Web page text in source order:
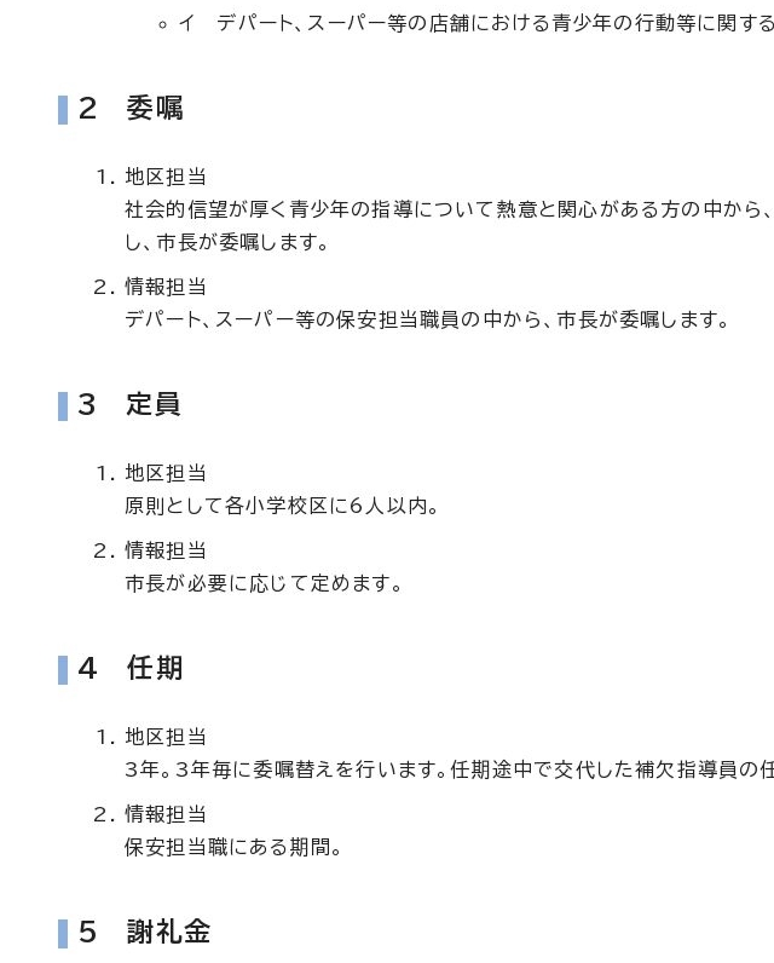
イ デパート、スーパー等の店舗における青少年の行動等に関す
2 委嘱
地区担当
社会的信望が厚く青少年の指導について熱意と関心がある方の中から
し、市長が委嘱します。
情報担当
デパート、スーパー等の保安担当職員の中から、市長が委嘱します。
3 定員
地区担当
原則として各小学校区に6人以内。
情報担当
市長が必要に応じて定めます。
4 任期
地区担当
3年。3年毎に委嘱替えを行います。任期途中で交代した補欠指導員の
情報担当
保安担当職にある期間。
5 謝礼金